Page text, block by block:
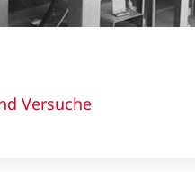
Versuche